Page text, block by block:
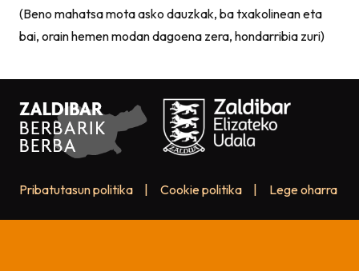
(Beno mahatsa mota asko dauzkak, ba txakolinean eta
bai, orain hemen modan dagoena zera, hondarribia zuri)
Pribatutasun politika Cookie politika Lege oharra